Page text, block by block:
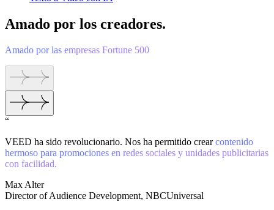
Amado por los creadores.
Amado por las empresas Fortune 500
“
VEED ha sido revolucionario. Nos ha permitido crearcontenido
hermoso para promociones en redes sociales y unidades publicitarias
con facilidad.
Max Alter
Director of Audience Development, NBCUniversal